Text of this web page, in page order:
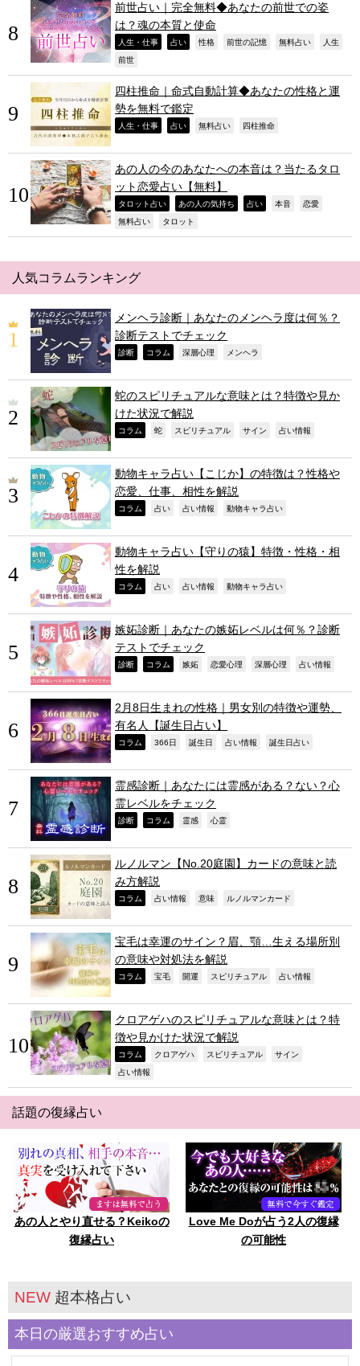
前世占い｜完全無料◆あなたの前世での姿
は？魂の本質と使命
人生・仕事 占い 性格 前世の記憶 無料占い 人生
前世
四柱推命｜命式自動計算◆あなたの性格と運
勢を無料で鑑定
人生・仕事 占い 無料占い 四柱推命
あの人の今のあなたへの本音は？当たるタロ
ット恋愛占い【無料】
タロット占い あの人の気持ち 占い 本音 恋愛
無料占い タロット
人気コラムランキング
メンヘラ診断｜あなたのメンヘラ度は何％？
診断テストでチェック
診断 コラム 深層心理 メンヘラ
蛇のスピリチュアルな意味とは？特徴や見か
けた状況で解説
コラム 蛇 スピリチュアル サイン 占い情報
動物キャラ占い【こじか】の特徴は？性格や
恋愛、仕事、相性を解説
コラム 占い 占い情報 動物キャラ占い
動物キャラ占い【守りの猿】特徴・性格・相
性を解説
コラム 占い 占い情報 動物キャラ占い
嫉妬診断｜あなたの嫉妬レベルは何％？診断
テストでチェック
診断 コラム 嫉妬 恋愛心理 深層心理 占い情報
2月8日生まれの性格｜男女別の特徴や運勢、
有名人【誕生日占い】
コラム 366日 誕生日 占い情報 誕生日占い
霊感診断｜あなたには霊感がある？ない？心
霊レベルをチェック
診断 コラム 霊感 心霊
ルノルマン【No.20庭園】カードの意味と読
み方解説
コラム 占い情報 意味 ルノルマンカード
宝毛は幸運のサイン？眉、顎…生える場所別
の意味や対処法を解説
コラム 宝毛 開運 スピリチュアル 占い情報
クロアゲハのスピリチュアルな意味とは？特
徴や見かけた状況で解説
コラム クロアゲハ スピリチュアル サイン
占い情報
話題の復縁占い
あの人とやり直せる？Keikoの
復縁占い
Love Me Doが占う2人の復縁
の可能性
NEW 超本格占い
本日の厳選おすすめ占い